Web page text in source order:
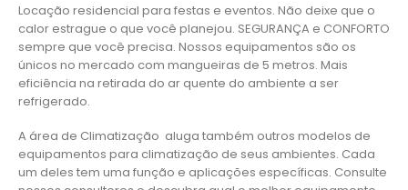
Locação residencial para festas e eventos. Não deixe que o
calor estrague o que você planejou. SEGURANÇA e CONFORTO
sempre que você precisa. Nossos equipamentos são os
únicos no mercado com mangueiras de 5 metros. Mais
eficiência na retirada do ar quente do ambiente a ser
refrigerado.
A área de Climatização aluga também outros modelos de
equipamentos para climatização de seus ambientes. Cada
um deles tem uma função e aplicações específicas. Consulte